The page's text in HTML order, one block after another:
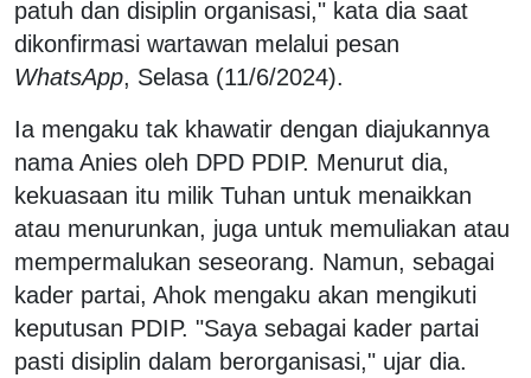
patuh dan disiplin organisasi," kata dia saat
dikonfirmasi wartawan melalui pesan
WhatsApp, Selasa (11/6/2024).
Ia mengaku tak khawatir dengan diajukannya
nama Anies oleh DPD PDIP. Menurut dia,
kekuasaan itu milik Tuhan untuk menaikkan
atau menurunkan, juga untuk memuliakan atau
mempermalukan seseorang. Namun, sebagai
kader partai, Ahok mengaku akan mengikuti
keputusan PDIP. "Saya sebagai kader partai
pasti disiplin dalam berorganisasi," ujar dia.